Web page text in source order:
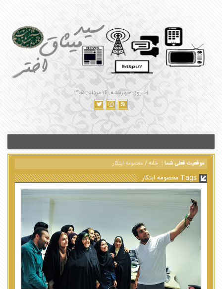
امـروز : چهارشنبه, ۱۴ مرداد , ۱۴۰۵
موقعیت فعلی شما : خانه/ معصومه ابتکار
Tags معصومه ابتکار